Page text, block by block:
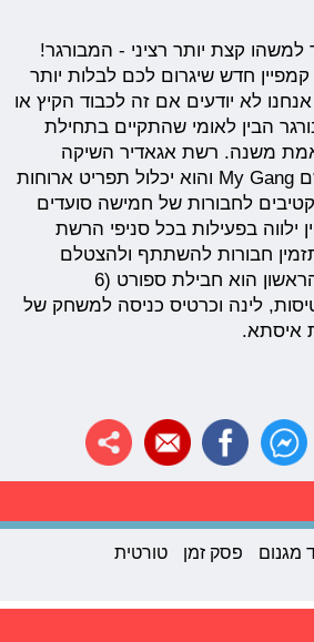
למשהו קצת יותר רציני - המבורגר!
חדש שיגרום לכם לבלות יותר
לא יודעים אם זה לכבוד הקיץ או
הבין לאומי שהתקיים בתחילת
משנה. רשת אגאדיר השיקה
קמפיין חדש שעונה לשם My Gang והוא יכלול תפריט ארוחות
לחבורות של חמישה סועדים
ילווה בפעילות בכל סניפי הרשת
חבורות להשתתף ולהצטלם
בסניפי הרשת, הפרס הראשון הוא חבילת ספורט (6
לינה וכרטיס כניסה למשחק של
איסתא.
מגנום פסק זמן טורטית